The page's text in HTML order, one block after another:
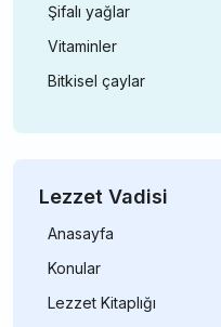
Şifalı yağlar
Vitaminler
Bitkisel çaylar
Lezzet Vadisi
Anasayfa
Konular
Lezzet Kitaplığı